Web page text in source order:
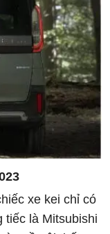
xe kei chỉ có
là Mitsubishi